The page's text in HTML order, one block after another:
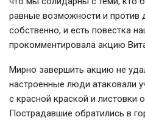
равные возможности и против
собственно, и есть повестка
прокомментировала акцию
Мирно завершить акцию не
настроенные люди атаковали
с красной краской и листовки
Пострадавшие обратились в